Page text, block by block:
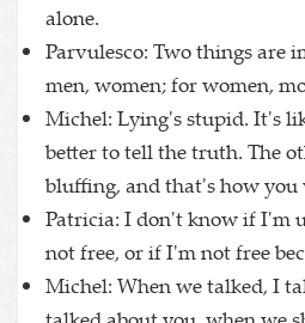
alone.
Parvulesco: Two things are
men, women; for women,
Michel: Lying's stupid. It's
better to tell the truth. The
bluffing, and that's how you
Patricia: I don't know if I'm
not free, or if I'm not free
Michel: When we talked, I